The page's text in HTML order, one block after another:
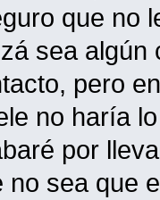
que no
sea algún
pero
no haría
por
no sea que